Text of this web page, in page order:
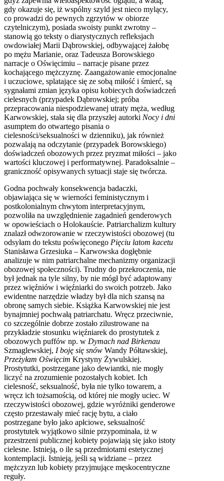
gdy okazuje się, iż wspólny szyld jest nieco mylący,
co prowadzi do pewnych zgrzytów w obiorze
czytelniczym), posiada swoisty punkt zwrotny –
stanowią go teksty o diarystycznych refleksjach
owdowiałej Marii Dąbrowskiej, odbywającej żałobę
po mężu Marianie, oraz Tadeusza Borowskiego
narracje o Oświęcimiu – narracje pisane przez
kochającego mężczyznę. Zaangażowanie emocjonalne
i uczuciowe, splatające się ze sobą miłość i śmierć, są
sygnałami zmian języka opisu kobiecych doświadczeń
cielesnych (przypadek Dąbrowskiej; próba
przepracowania niespodziewanej utraty męża, według
Karwowskiej, stała się dla przyszłej autorki Nocy i dni
asumptem do otwartego pisania o
cielesności/seksualności w dzienniku), jak również
pozwalają na odczytanie (przypadek Borowskiego)
doświadczeń obozowych przez pryzmat miłości – jako
wartości kluczowej i performatywnej. Paradoksalnie –
graniczność opisywanych sytuacji staje się twórcza.
Godna pochwały konsekwencja badaczki,
objawiająca się w wierności feministycznym i
postkolonialnym chwytom interpretacyjnym,
pozwoliła na uwzględnienie zagadnień genderowych
w opowieściach o Holokauście. Patriarchalizm kultury
znalazł odwzorowanie w rzeczywistości obozowej (tu
odsyłam do tekstu poświęconego Pięciu latom kacetu
Stanisława Grzesiuka – Karwowska dogłębnie
analizuje w nim patriarchalne mechanizmy organizacji
obozowej społeczności). Trudny do przekroczenia, nie
był jednak na tyle silny, by nie mógł być adaptowany
przez więźniów i więźniarki do swoich potrzeb. Jako
ewidentne narzędzie władzy był dla nich szansą na
obronę samych siebie. Książka Karwowskiej nie jest
bynajmniej pochwałą patriarchatu. Wręcz przeciwnie,
co szczególnie dobrze zostało zilustrowane na
przykładzie stosunku więźniarek do prostytutek z
obozowych puffów np. w Dymach nad Birkenau
Szmaglewskiej, I boję się snów Wandy Półtawskiej,
Przeżyłam Oświęcim Krystyny Żywulskiej.
Prostytutki, postrzegane jako dewiantki, nie mogły
liczyć na zrozumienie pozostałych kobiet. Ich
cielesność, seksualność, była nie tylko towarem, a
wręcz ich tożsamością, od której nie mogły uciec. W
rzeczywistości obozowej, gdzie wyróżniki genderowe
często przestawały mieć rację bytu, a ciało
postrzegane było jako apłciowe, seksualność
prostytutek wyjątkowo silnie przypominała, iż w
przestrzeni publicznej kobiety pojawiają się jako istoty
cielesne. Istnieją, o ile są przedmiotami estetycznej
kontemplacji. Istnieją, jeśli są widziane – przez
mężczyzn lub kobiety przyjmujące męskocentryczne
reguły.